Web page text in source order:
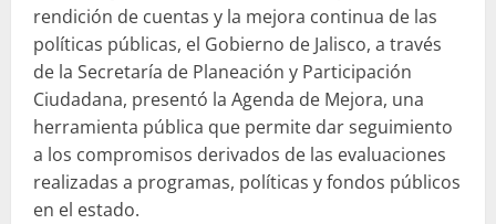
rendición de cuentas y la mejora continua de las
políticas públicas, el Gobierno de Jalisco, a través
de la Secretaría de Planeación y Participación
Ciudadana, presentó la Agenda de Mejora, una
herramienta pública que permite dar seguimiento
a los compromisos derivados de las evaluaciones
realizadas a programas, políticas y fondos públicos
en el estado.